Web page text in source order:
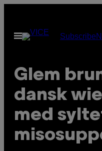
indhold
Åbn
Menu
Subscribe
Glem
dansk
med